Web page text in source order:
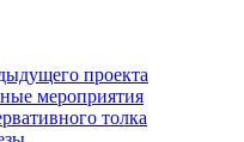
проекта
мероприятия
толка